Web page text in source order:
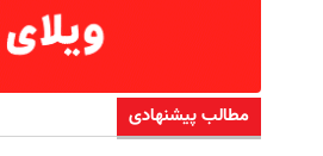
مطالب پیشنهادی